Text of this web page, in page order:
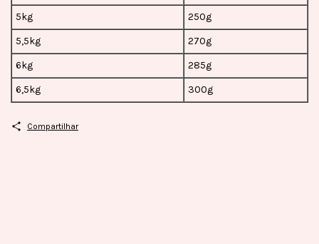
5kg
250g
5,5kg
270g
6kg
285g
6,5kg
300g
Compartilhar